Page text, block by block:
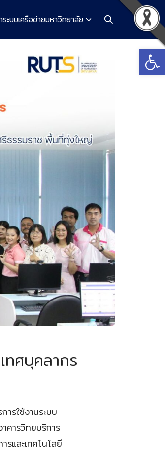
ระบบเครือข่ายมหาวิทยาลัย
ทศบุคลากร
รใช้งานระบบ
คารวิทยบริการ
และเทคโนโลยี